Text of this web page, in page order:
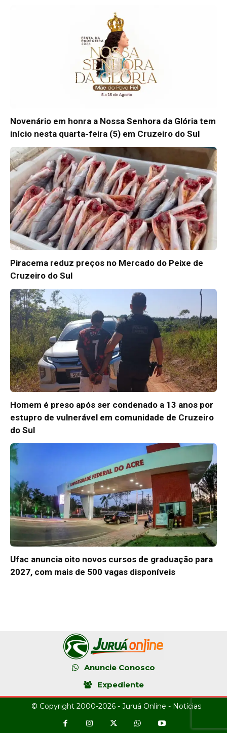
Novenário em honra a Nossa Senhora da Glória tem
início nesta quarta-feira (5) em Cruzeiro do Sul
Piracema reduz preços no Mercado do Peixe de
Cruzeiro do Sul
Homem é preso após ser condenado a 13 anos por
estupro de vulnerável em comunidade de Cruzeiro
do Sul
Ufac anuncia oito novos cursos de graduação para
2027, com mais de 500 vagas disponíveis
Anuncie Conosco
Expediente
© Copyright 2000-2026 - Juruá Online - Notícias